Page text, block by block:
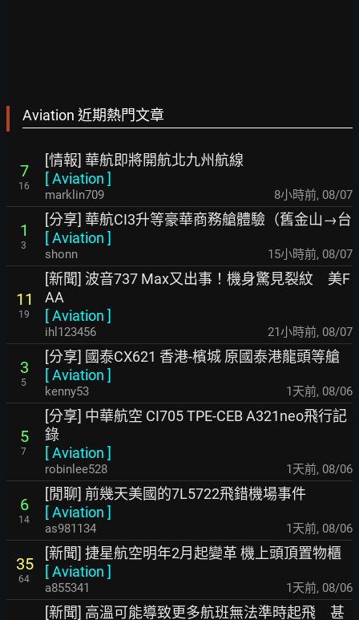
Aviation 近期熱門文章
7
16
[情報] 華航即將開航北九州航線
[Aviation ]
marklin709 8小時前, 08/07
1
3
[分享] 華航CI3升等豪華商務艙體驗（舊金山→台
[Aviation ]
shonn 15小時前, 08/07
11
19
[新聞] 波音737 Max又出事！機身驚見裂紋 美F
AA
[Aviation ]
ihl123456 21小時前, 08/07
3
5
[分享] 國泰CX621 香港-檳城 原國泰港龍頭等艙
[Aviation ]
kenny53 1天前, 08/06
5
7
[分享] 中華航空 CI705 TPE-CEB A321neo飛行記
錄
[Aviation ]
robinlee528 1天前, 08/06
6
14
[閒聊] 前幾天美國的7L5722飛錯機場事件
[Aviation ]
as981134 1天前, 08/06
35
64
[新聞] 捷星航空明年2月起變革 機上頭頂置物櫃
[Aviation ]
a855341 1天前, 08/06
[新聞] 高溫可能導致更多航班無法準時起飛 甚